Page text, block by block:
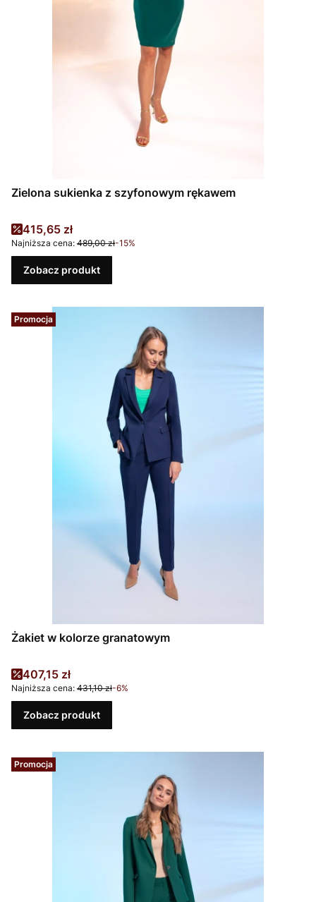
Zielona sukienka z szyfonowym rękawem
Cena promocyjna
415,65 zł
Najniższa cena: 489,00 zł-15%
Zobacz produkt
Promocja
Żakiet w kolorze granatowym
Cena promocyjna
407,15 zł
Najniższa cena: 431,10 zł-6%
Zobacz produkt
Promocja